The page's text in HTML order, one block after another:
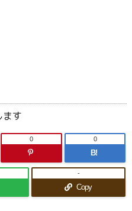
ます
0
B!
0
Copy
-